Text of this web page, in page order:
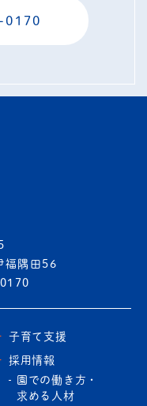
0170
福隅田56
子育て支援
採用情報
園での働き方・
求める人材